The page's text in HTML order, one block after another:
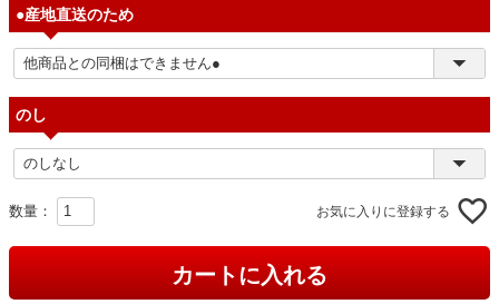
●産地直送のため
のし
お気に入りに登録する
カートに入れる